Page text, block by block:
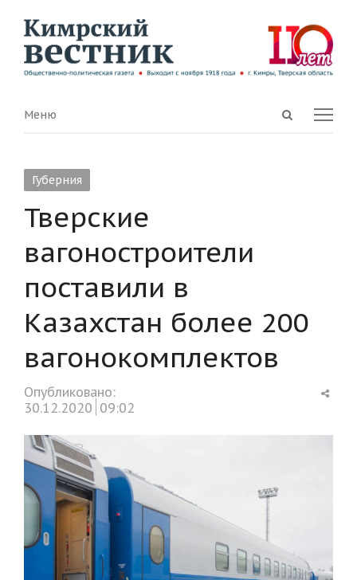
Open
Menu
Меню
Губерния
Тверские
вагоностроители
поставили в
Казахстан более 200
вагонокомплектов
Опубликовано:
30.12.2020 09:02